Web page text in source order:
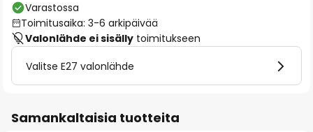
Varastossa
Toimitusaika: 3-6 arkipäivää
Valonlähde ei sisälly toimitukseen
Valitse E27 valonlähde
Samankaltaisia tuotteita